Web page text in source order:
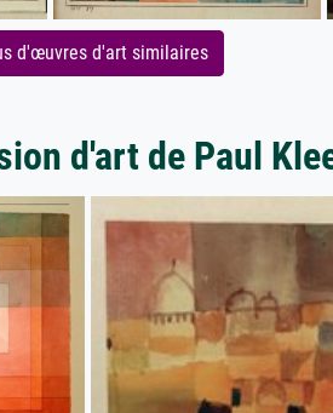
d'œuvres d'art similaires
d'art de Paul